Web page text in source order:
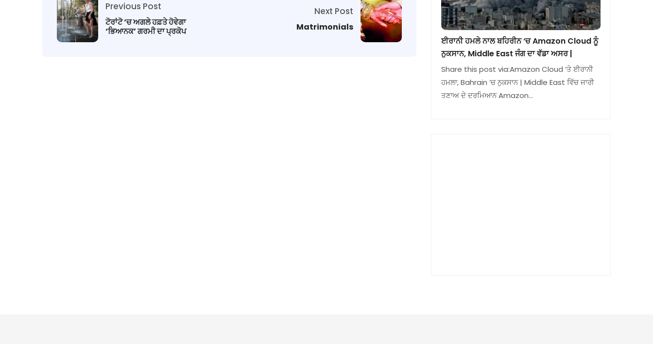
Previous Post
ਟੋਰਾਂਟੋ ‘ਚ ਅਗਲੇ ਹਫ਼ਤੇ ਹੋਵੇਗਾ
‘ਭਿਆਨਕ’ ਗਰਮੀ ਦਾ ਪ੍ਰਕੋਪ
Next Post
Matrimonials
ਈਰਾਨੀ ਹਮਲੇ ਨਾਲ ਬਹਿਰੀਨ ‘ਚ Amazon Cloud ਨੂੰ
ਨੁਕਸਾਨ, Middle East ਜੰਗ ਦਾ ਵੱਡਾ ਅਸਰ |
Share this post via:Amazon Cloud ‘ਤੇ ਈਰਾਨੀ
ਹਮਲਾ, Bahrain ‘ਚ ਨੁਕਸਾਨ | Middle East ਵਿੱਚ ਜਾਰੀ
ਤਣਾਅ ਦੇ ਦਰਮਿਆਨ Amazon…